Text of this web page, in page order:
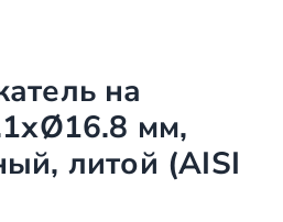
на
мм,
литой (AISI